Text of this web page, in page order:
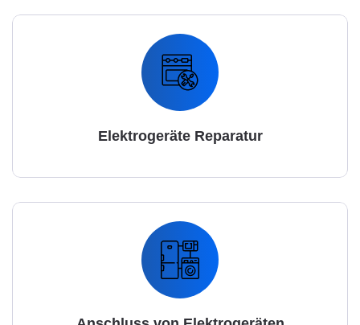
Elektrogeräte Reparatur